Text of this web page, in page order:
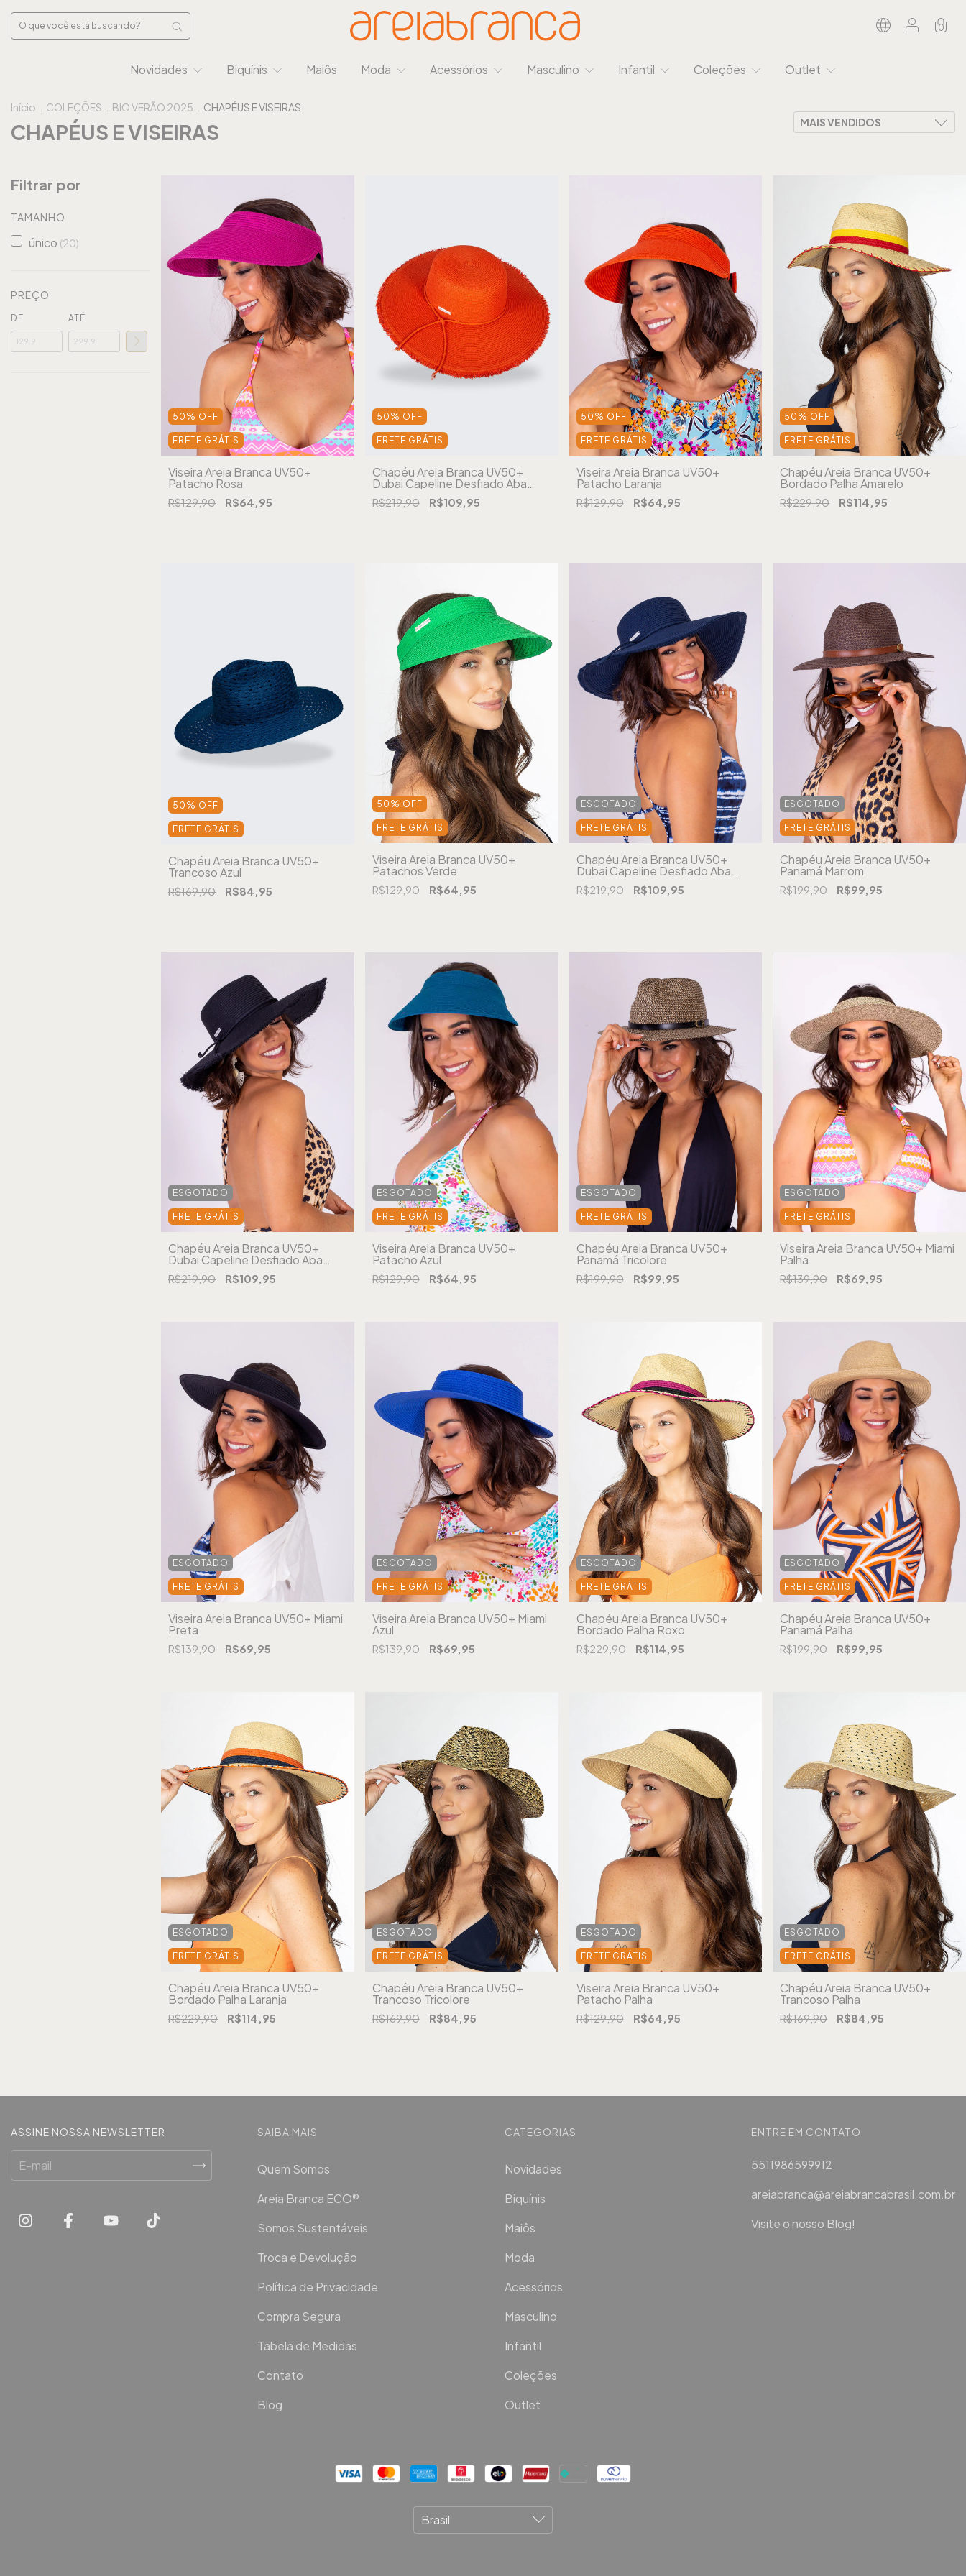
0
Novidades Biquínis Maiôs Moda Acessórios Masculino Infantil Coleções Outlet
Início COLEÇÕES BIO VERÃO 2025 CHAPÉUS E VISEIRAS
CHAPÉUS E VISEIRAS
Filtrar por
TAMANHO
único (20)
PREÇO
DE ATÉ
50 % OFF
FRETE GRÁTIS
Viseira Areia Branca UV50+
Patacho Rosa
R$129,90 R$64,95
50 % OFF
FRETE GRÁTIS
Chapéu Areia Branca UV50+
Dubai Capeline Desfiado Aba
Larga Laranja
R$219,90 R$109,95
50 % OFF
FRETE GRÁTIS
Viseira Areia Branca UV50+
Patacho Laranja
R$129,90 R$64,95
50 % OFF
FRETE GRÁTIS
Chapéu Areia Branca UV50+
Bordado Palha Amarelo
R$229,90 R$114,95
50 % OFF
FRETE GRÁTIS
Chapéu Areia Branca UV50+
Trancoso Azul
R$169,90 R$84,95
50 % OFF
FRETE GRÁTIS
Viseira Areia Branca UV50+
Patachos Verde
R$129,90 R$64,95
ESGOTADO
FRETE GRÁTIS
Chapéu Areia Branca UV50+
Dubai Capeline Desfiado Aba
Larga Azul
R$219,90 R$109,95
ESGOTADO
FRETE GRÁTIS
Chapéu Areia Branca UV50+
Panamá Marrom
R$199,90 R$99,95
ESGOTADO
FRETE GRÁTIS
Chapéu Areia Branca UV50+
Dubai Capeline Desfiado Aba
Larga Preto
R$219,90 R$109,95
ESGOTADO
FRETE GRÁTIS
Viseira Areia Branca UV50+
Patacho Azul
R$129,90 R$64,95
ESGOTADO
FRETE GRÁTIS
Chapéu Areia Branca UV50+
Panamá Tricolore
R$199,90 R$99,95
ESGOTADO
FRETE GRÁTIS
Viseira Areia Branca UV50+ Miami
Palha
R$139,90 R$69,95
ESGOTADO
FRETE GRÁTIS
Viseira Areia Branca UV50+ Miami
Preta
R$139,90 R$69,95
ESGOTADO
FRETE GRÁTIS
Viseira Areia Branca UV50+ Miami
Azul
R$139,90 R$69,95
ESGOTADO
FRETE GRÁTIS
Chapéu Areia Branca UV50+
Bordado Palha Roxo
R$229,90 R$114,95
ESGOTADO
FRETE GRÁTIS
Chapéu Areia Branca UV50+
Panamá Palha
R$199,90 R$99,95
ESGOTADO
FRETE GRÁTIS
Chapéu Areia Branca UV50+
Bordado Palha Laranja
R$229,90 R$114,95
ESGOTADO
FRETE GRÁTIS
Chapéu Areia Branca UV50+
Trancoso Tricolore
R$169,90 R$84,95
ESGOTADO
FRETE GRÁTIS
Viseira Areia Branca UV50+
Patacho Palha
R$129,90 R$64,95
ESGOTADO
FRETE GRÁTIS
Chapéu Areia Branca UV50+
Trancoso Palha
R$169,90 R$84,95
ASSINE NOSSA NEWSLETTER SAIBA MAIS
Quem Somos
Areia Branca ECO®
Somos Sustentáveis
Troca e Devolução
Política de Privacidade
Compra Segura
Tabela de Medidas
Contato
Blog
CATEGORIAS
Novidades
Biquínis
Maiôs
Moda
Acessórios
Masculino
Infantil
Coleções
Outlet
ENTRE EM CONTATO
5511986599912
areiabranca@areiabrancabrasil.com.br
Visite o nosso Blog!